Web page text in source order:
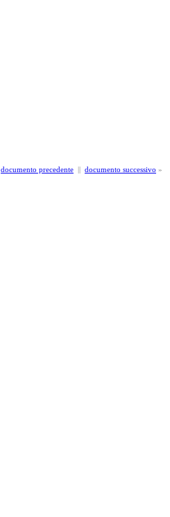
documento precedente || documento successivo »